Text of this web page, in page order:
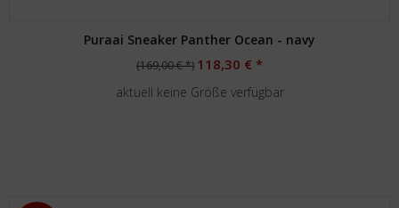
Puraai Sneaker Panther Ocean - navy
(169,00 € *) 118,30 € *
aktuell keine Größe verfügbar